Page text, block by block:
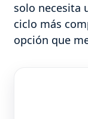
solo necesita
ciclo más
opción que